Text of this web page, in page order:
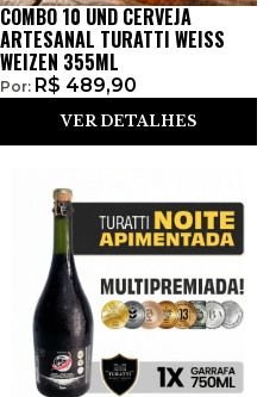
COMBO 10 UND CERVEJA
ARTESANAL TURATTI WEISS
WEIZEN 355ML
Por: R$ 489,90
VER DETALHES